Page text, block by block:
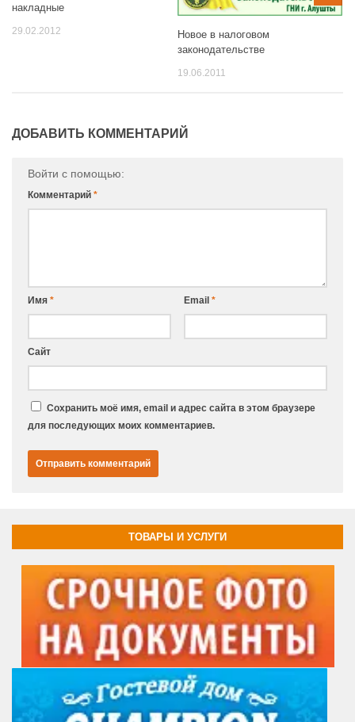
накладные
29.02.2012
Новое в налоговом
законодательстве
19.06.2011
ДОБАВИТЬ КОММЕНТАРИЙ
Войти с помощью:
Комментарий *
Имя * Email *
Сайт
Сохранить моё имя, email и адрес сайта в этом браузере
для последующих моих комментариев.
ТОВАРЫ И УСЛУГИ